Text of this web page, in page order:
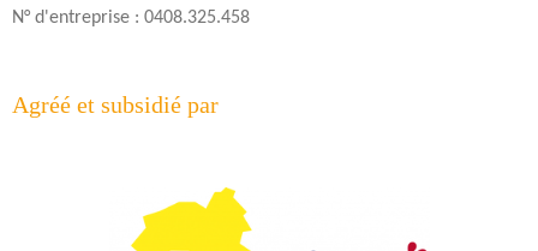
N° d'entreprise : 0408.325.458
Agréé et subsidié par